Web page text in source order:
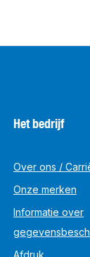
Het bedrijf
Over ons /
Onze merken
Informatie over
Afdruk